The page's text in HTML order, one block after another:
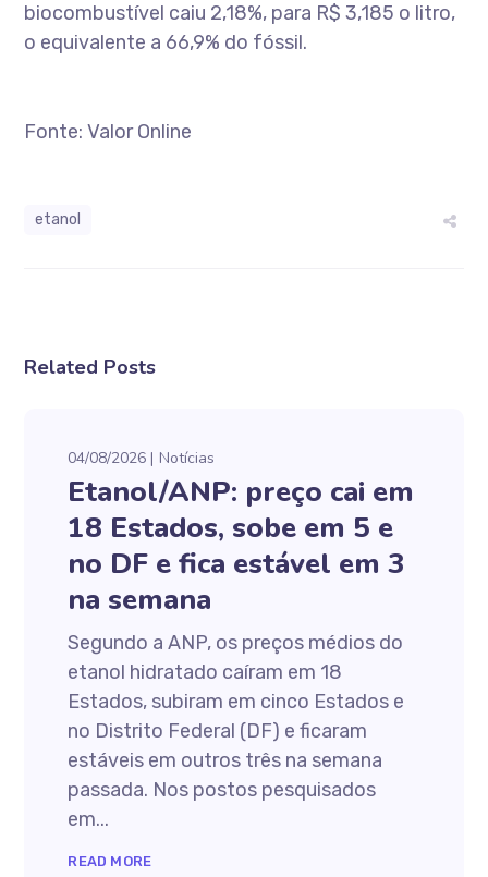
biocombustível caiu 2,18%, para R$ 3,185 o litro,
o equivalente a 66,9% do fóssil.
Fonte: Valor Online
etanol
Related Posts
04/08/2026 Notícias
Etanol/ANP: preço cai em
18 Estados, sobe em 5 e
no DF e fica estável em 3
na semana
Segundo a ANP, os preços médios do
etanol hidratado caíram em 18
Estados, subiram em cinco Estados e
no Distrito Federal (DF) e ficaram
estáveis em outros três na semana
passada. Nos postos pesquisados
em...
READ MORE